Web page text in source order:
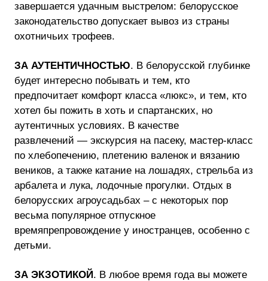
завершается удачным выстрелом: белорусское
законодательство допускает вывоз из страны
охотничьих трофеев.
ЗА АУТЕНТИЧНОСТЬЮ. В белорусской глубинке
будет интересно побывать и тем, кто
предпочитает комфорт класса «люкс», и тем, кто
хотел бы пожить в хоть и спартанских, но
аутентичных условиях. В качестве
развлечений — экскурсия на пасеку, мастер-класс
по хлебопечению, плетению валенок и вязанию
веников, а также катание на лошадях, стрельба из
арбалета и лука, лодочные прогулки. Отдых в
белорусских агроусадьбах – с некоторых пор
весьма популярное отпускное
времяпрепровождение у иностранцев, особенно с
детьми.
ЗА ЭКЗОТИКОЙ. В любое время года вы можете